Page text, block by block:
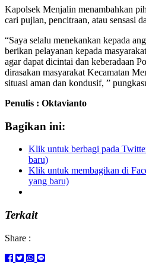
Kapolsek Menjalin menambahkan
cari pujian, pencitraan, atau sensasi
“Saya selalu menekankan kepada
berikan pelayanan kepada
agar dapat dicintai dan keberadaan
dirasakan masyarakat Kecamatan
situasi aman dan kondusif, ”
Penulis : Oktavianto
Bagikan ini:
Klik untuk berbagi pada
baru)
Klik untuk membagikan di
yang baru)
Terkait
Share :